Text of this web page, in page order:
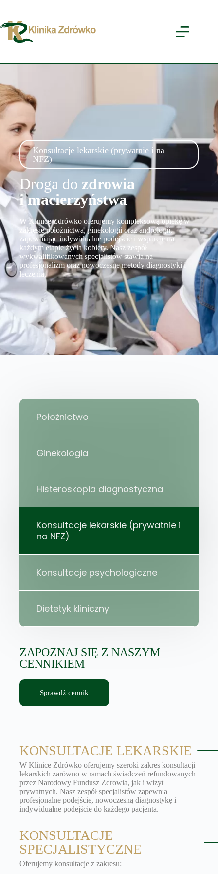
Konsultacje lekarskie (prywatnie i na
NFZ)
Droga do zdrowia
i macierzyństwa
W Klinice Zdrówko oferujemy kompleksową opiekę w
zakresie położnictwa, ginekologii oraz andrologii,
zapewniając indywidualne podejście i wsparcie na
każdym etapie życia kobiety. Nasz zespół
wykwalifikowanych specjalistów stawia na
profesjonalizm oraz nowoczesne metody diagnostyki i
leczenia.
Położnictwo
Ginekologia
Histeroskopia diagnostyczna
Konsultacje lekarskie (prywatnie i
na NFZ)
Konsultacje psychologiczne
Dietetyk kliniczny
ZAPOZNAJ SIĘ Z NASZYM
CENNIKIEM
Sprawdź cennik
KONSULTACJE LEKARSKIE
W Klinice Zdrówko oferujemy szeroki zakres konsultacji
lekarskich zarówno w ramach świadczeń refundowanych
przez Narodowy Fundusz Zdrowia, jak i wizyt
prywatnych. Nasz zespół specjalistów zapewnia
profesjonalne podejście, nowoczesną diagnostykę i
indywidualne podejście do każdego pacjenta.
KONSULTACJE
SPECJALISTYCZNE
Oferujemy konsultacje z zakresu: